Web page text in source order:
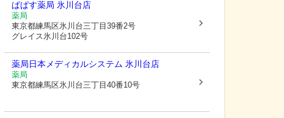
ぱぱす薬局 氷川台店
薬局
東京都練馬区氷川台三丁目39番2号
グレイス氷川台102号
薬局日本メディカルシステム 氷川台店
薬局
東京都練馬区氷川台三丁目40番10号